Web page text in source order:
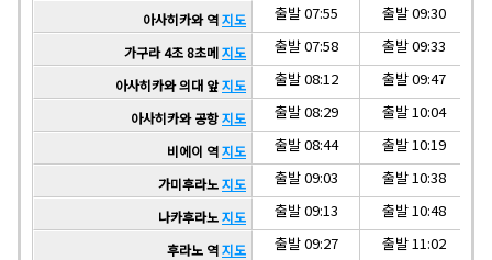
아사히카와 역지도 출발 07:55 출발 09:30
가구라 4조 8초메지도 출발 07:58 출발 09:33
아사히카와 의대 앞지도 출발 08:12 출발 09:47
아사히카와 공항지도 출발 08:29 출발 10:04
비에이 역지도 출발 08:44 출발 10:19
가미후라노지도 출발 09:03 출발 10:38
나카후라노지도 출발 09:13 출발 10:48
후라노 역지도 출발 09:27 출발 11:02